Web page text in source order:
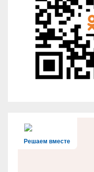
Решаем вместе